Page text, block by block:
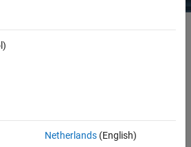
see the price
Netherlands(English)